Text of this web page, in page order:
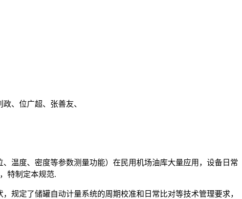
、位广超、张善友、
温度、密度等参数测量功能）在民用机场油库大量应用，设备日常
特制定本规范.
规定了储罐自动计量系统的周期校准和日常比对等技术管理要求，